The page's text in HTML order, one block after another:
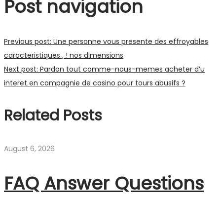
Post navigation
Previous post: Une personne vous presente des effroyables
caracteristiques , ! nos dimensions
Next post: Pardon tout comme-nous-memes acheter d’u
interet en compagnie de casino pour tours abusifs ?
Related Posts
August 6, 2026
FAQ Answer Questions